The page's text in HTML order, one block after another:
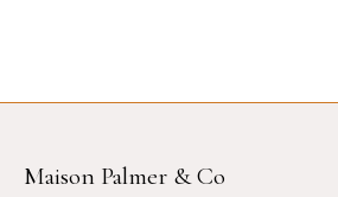
Maison Palmer & Co